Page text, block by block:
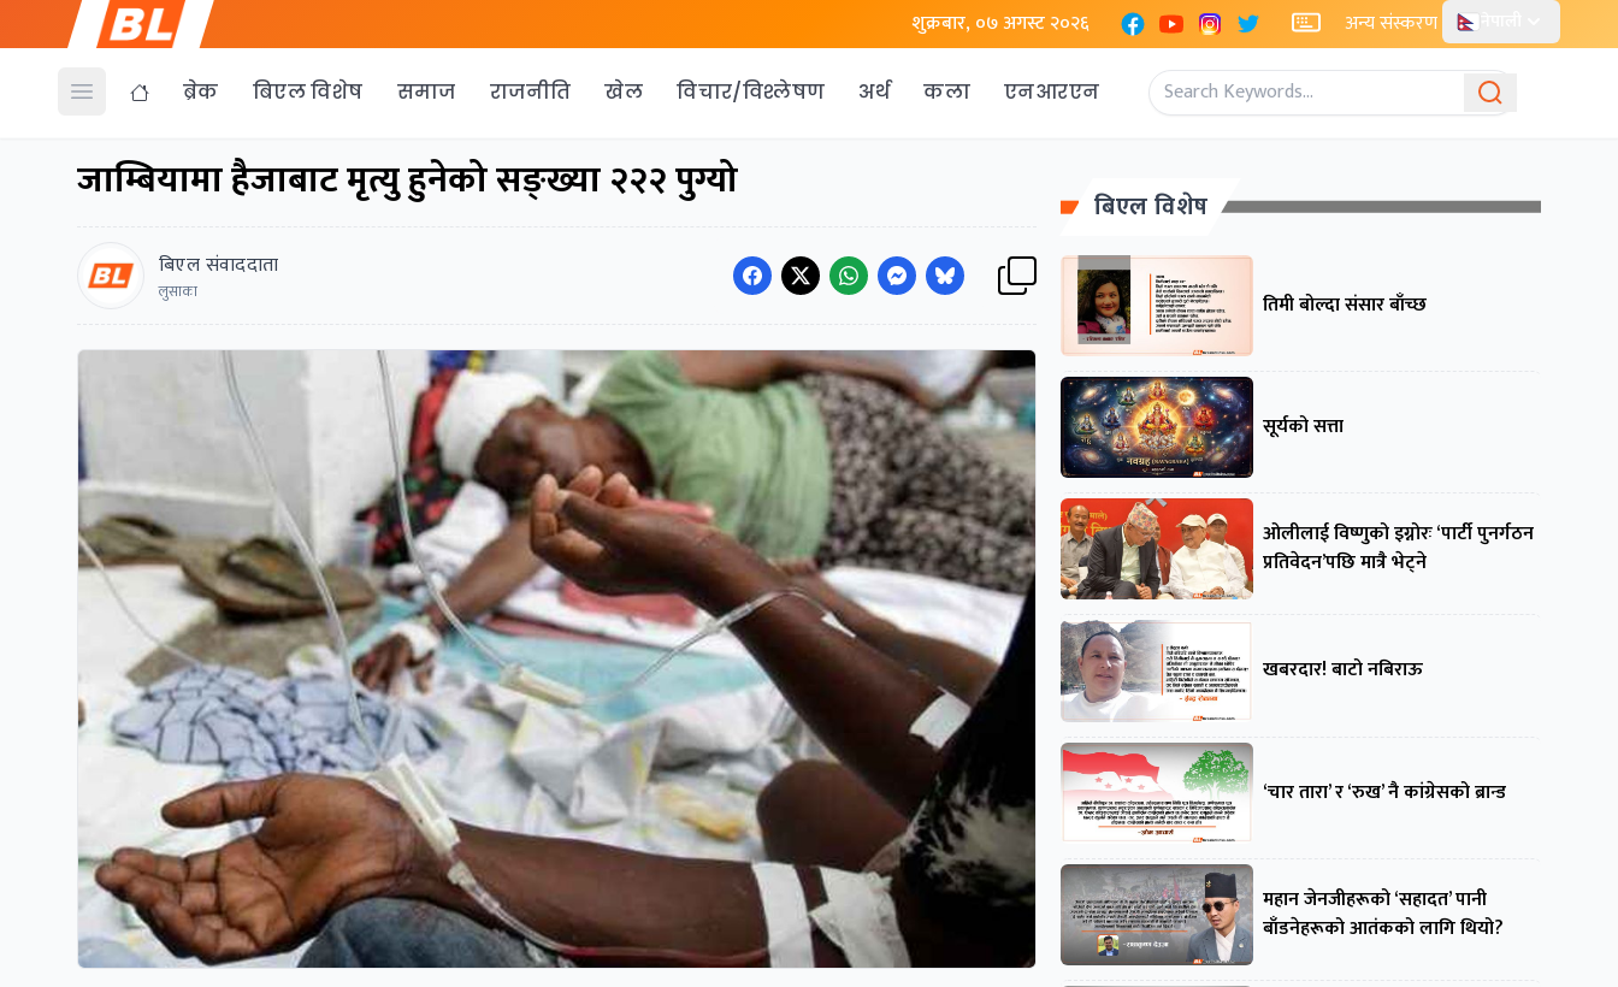
शुक्रबार, ०७ अगस्ट २०२६ FacebookYouTubeInstagram
X अन्य संस्करण
Open menu ब्रेक बिएल विशेष समाज राजनीति खेल विचार/विश्लेषण अर्थ कला एनआरएन
जाम्बियामा हैजाबाट मृत्यु हुनेको सङ्ख्या २२२ पुग्यो
बिएल संवाददाता
लुसाका
बिएल विशेष
तिमी बोल्दा संसार बाँच्छ
सूर्यको सत्ता
ओलीलाई विष्णुको इग्नोरः ‘पार्टी पुनर्गठन
प्रतिवेदन’पछि मात्रै भेट्ने
खबरदार! बाटो नबिराऊ
‘चार तारा’ र ‘रुख’ नै कांग्रेसको ब्रान्ड
महान जेनजीहरूको ‘सहादत’ पानी
बाँडनेहरूको आतंकको लागि थियो?